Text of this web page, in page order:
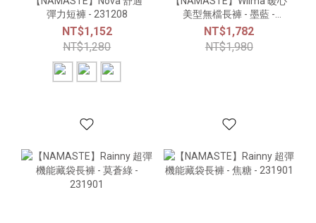
彈力短褲 - 231208
NT$1,152
NT$1,280
美型無檔長褲 - 墨藍 -
231902
NT$1,782
NT$1,980